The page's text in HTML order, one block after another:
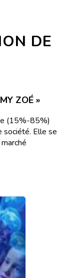
DE
ZOÉ »
(15%-85%)
société. Elle se